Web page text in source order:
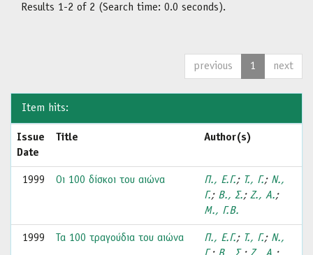
Results 1-2 of 2 (Search time: 0.0 seconds).
previous 1 next
Item hits:
Issue
Date
Title Author(s)
1999 Οι 100 δίσκοι του αιώνα Π., Ε.Γ.; Τ., Γ.; Ν.,
Γ.; Β., Σ.; Ζ., Α.;
Μ., Γ.Β.
1999 Τα 100 τραγούδια του αιώνα Π., Ε.Γ.; Τ., Γ.; Ν.,